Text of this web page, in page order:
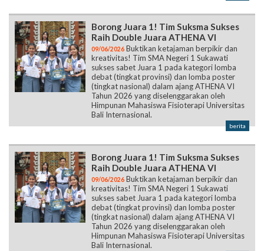
Borong Juara 1! Tim Suksma Sukses
Raih Double Juara ATHENA VI
09/06/2026 Buktikan ketajaman berpikir dan
kreativitas! Tim SMA Negeri 1 Sukawati
sukses sabet Juara 1 pada kategori lomba
debat (tingkat provinsi) dan lomba poster
(tingkat nasional) dalam ajang ATHENA VI
Tahun 2026 yang diselenggarakan oleh
Himpunan Mahasiswa Fisioterapi Universitas
Bali Internasional.
berita
Borong Juara 1! Tim Suksma Sukses
Raih Double Juara ATHENA VI
09/06/2026 Buktikan ketajaman berpikir dan
kreativitas! Tim SMA Negeri 1 Sukawati
sukses sabet Juara 1 pada kategori lomba
debat (tingkat provinsi) dan lomba poster
(tingkat nasional) dalam ajang ATHENA VI
Tahun 2026 yang diselenggarakan oleh
Himpunan Mahasiswa Fisioterapi Universitas
Bali Internasional.